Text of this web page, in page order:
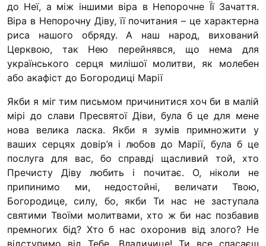
Кулінарний
Іконописна
“Капеланчики”
Альтернатива
одна родина
Чемпіонат з
“КОПА”
Як допомогти
Ми помолимося
З рук в руки
Підтримати
Юричко
до Неї, а між іншими віра в Непорочне Її Зачаття.
Віра в Не­порочну Діву, її почитания – це характерна
риса нашого обряду. А наш народ, вихований
Церквою, так Нею пере­йнявся, що нема для
українського серця милішої молит­ви, як молебен
або акафіст до Богородиці Марії
Якби я міг тим письмом причинитися хоч би в малій
мірі до слави Пресвятої Діви, була б це для мене
нова велика ласка. Якби я зумів примножити у
ваших серцях довір’я і любов до Марії, була б це
послуга для вас, бо справді щасливий той, хто
Пречисту Діву любить і по­читає. О, ніколи не
припинимо ми, недостойні, велича­ти Твою,
Богородице, силу, бо, якби Ти нас не заступала
святими Твоїми молитвами, хто ж би нас позбавив
премногих бід? Хто б нас охоронив від злого? Не
відступи­мо від Тебе, Владичице! Ти все спасаєш